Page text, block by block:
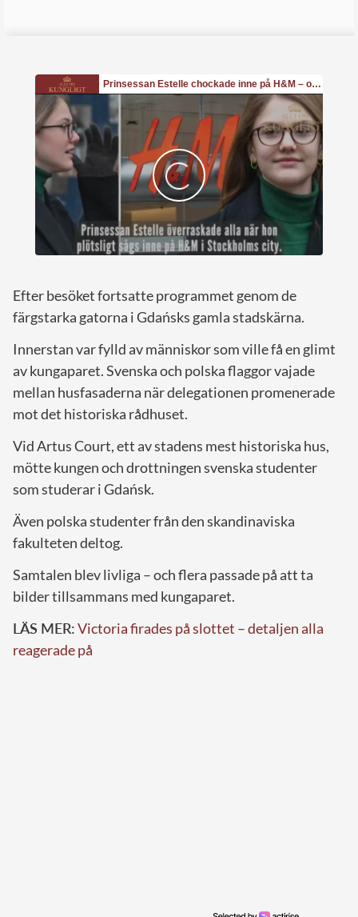
Efter besöket fortsatte programmet genom de
färgstarka gatorna i Gdańsks gamla stadskärna.
Innerstan var fylld av människor som ville få en glimt
av kungaparet. Svenska och polska flaggor vajade
mellan husfasaderna när delegationen promenerade
mot det historiska rådhuset.
Vid Artus Court, ett av stadens mest historiska hus,
mötte kungen och drottningen svenska studenter
som studerar i Gdańsk.
Även polska studenter från den skandinaviska
fakulteten deltog.
Samtalen blev livliga – och flera passade på att ta
bilder tillsammans med kungaparet.
LÄS MER:Victoria firades på slottet – detaljen alla
reagerade på